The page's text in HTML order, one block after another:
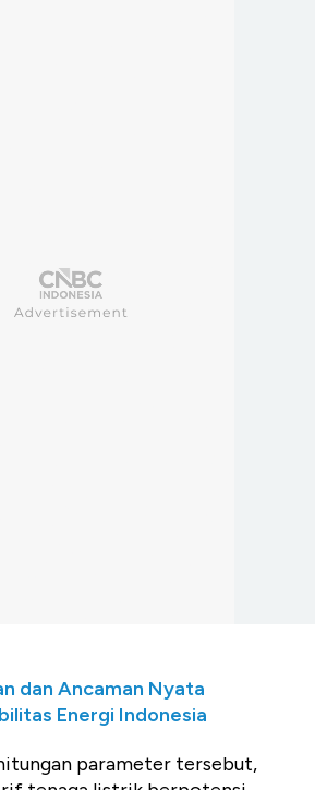
dan Ancaman Nyata
Energi Indonesia
parameter tersebut,